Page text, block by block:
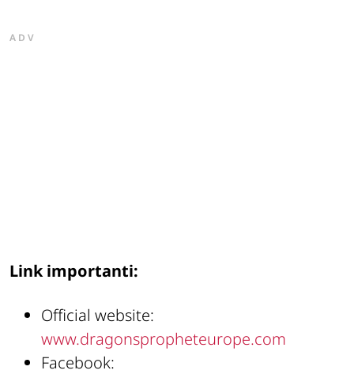
ADV
Link importanti:
Official website:
www.dragonspropheteurope.com
Facebook: